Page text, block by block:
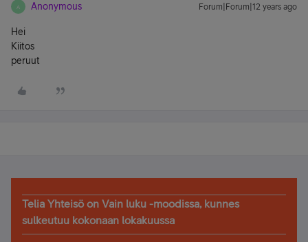
A Anonymous Forum|Forum|12 years ago
Hei
Kiitos
peruut
Telia Yhteisö on Vain luku -moodissa, kunnes
sulkeutuu kokonaan lokakuussa